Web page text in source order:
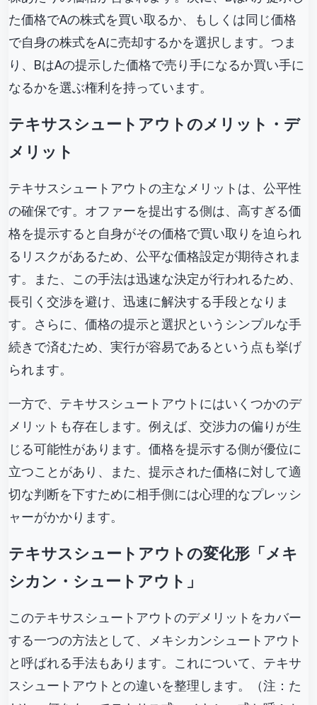
た価格でAの株式を買い取るか、もしくは同じ価格
で自身の株式をAに売却するかを選択します。つま
り、BはAの提示した価格で売り手になるか買い手に
なるかを選ぶ権利を持っています。
テキサスシュートアウトのメリット・デ
メリット
テキサスシュートアウトの主なメリットは、公平性
の確保です。オファーを提出する側は、高すぎる価
格を提示すると自身がその価格で買い取りを迫られ
るリスクがあるため、公平な価格設定が期待されま
す。また、この手法は迅速な決定が行われるため、
長引く交渉を避け、迅速に解決する手段となりま
す。さらに、価格の提示と選択というシンプルな手
続きで済むため、実行が容易であるという点も挙げ
られます。
一方で、テキサスシュートアウトにはいくつかのデ
メリットも存在します。例えば、交渉力の偏りが生
じる可能性があります。価格を提示する側が優位に
立つことがあり、また、提示された価格に対して適
切な判断を下すために相手側には心理的なプレッシ
ャーがかかります。
テキサスシュートアウトの変化形「メキ
シカン・シュートアウト」
このテキサスシュートアウトのデメリットをカバー
する一つの方法として、メキシカンシュートアウト
と呼ばれる手法もあります。これについて、テキサ
スシュートアウトとの違いを整理します。（注：た